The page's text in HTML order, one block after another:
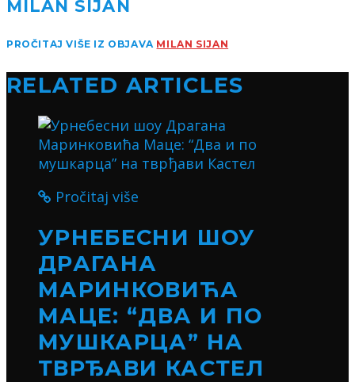
MILAN SIJAN
PROČITAJ VIŠE IZ OBJAVA MILAN SIJAN
RELATED ARTICLES
Pročitaj više
УРНЕБЕСНИ ШОУ
ДРАГАНА
МАРИНКОВИЋА
МАЦЕ: “ДВА И ПО
МУШКАРЦА” НА
ТВРЂАВИ КАСТЕЛ